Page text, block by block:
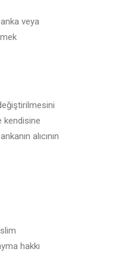
veya
kendisine
alıcının
hakkı